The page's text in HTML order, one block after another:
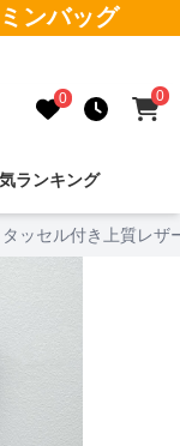
ンバッグ
0 0
ランキング
ッセル付き上質レザ